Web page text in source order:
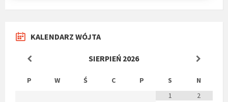
KALENDARZ WÓJTA
SIERPIEŃ 2026
P W Ś C P S
N
1
2